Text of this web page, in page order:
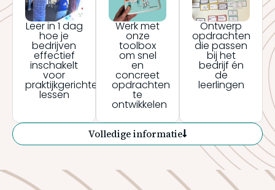
Leer in 1 dag
hoe je
bedrijven
effectief
inschakelt
voor
praktijkgerichte
lessen
Werk met
onze
toolbox
om snel
en
concreet
opdrachten
te
ontwikkelen
Ontwerp
opdrachten
die passen
bij het
bedrijf én
de
leerlingen
Volledige informatie